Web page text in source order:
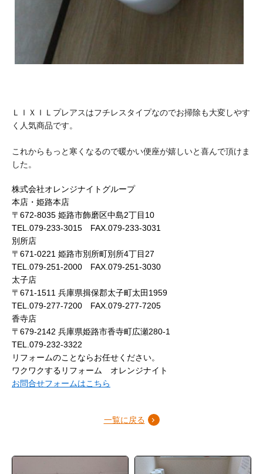
ＬＩＸＩＬプレアスはフチレスタイプなのでお掃除も大変しやす
く人気商品です。
これからもっと寒くなるので暖かい便座が嬉しいと喜んで頂けま
した。
株式会社オレンジナイトグループ
本店・姫路本店
〒672-8035 姫路市飾磨区中島2丁目10
TEL.079-233-3015 FAX.079-233-3031
別所店
〒671-0221 姫路市別所町別所4丁目27
TEL.079-251-2000 FAX.079-251-3030
太子店
〒671-1511 兵庫県揖保郡太子町太田1959
TEL.079-277-7200 FAX.079-277-7205
香寺店
〒679-2142 兵庫県姫路市香寺町広瀬280-1
TEL.079-232-3322
リフォームのことならお任せください。
ワクワクするリフォーム オレンジナイト
お問合せフォームはこちら
一覧に戻る